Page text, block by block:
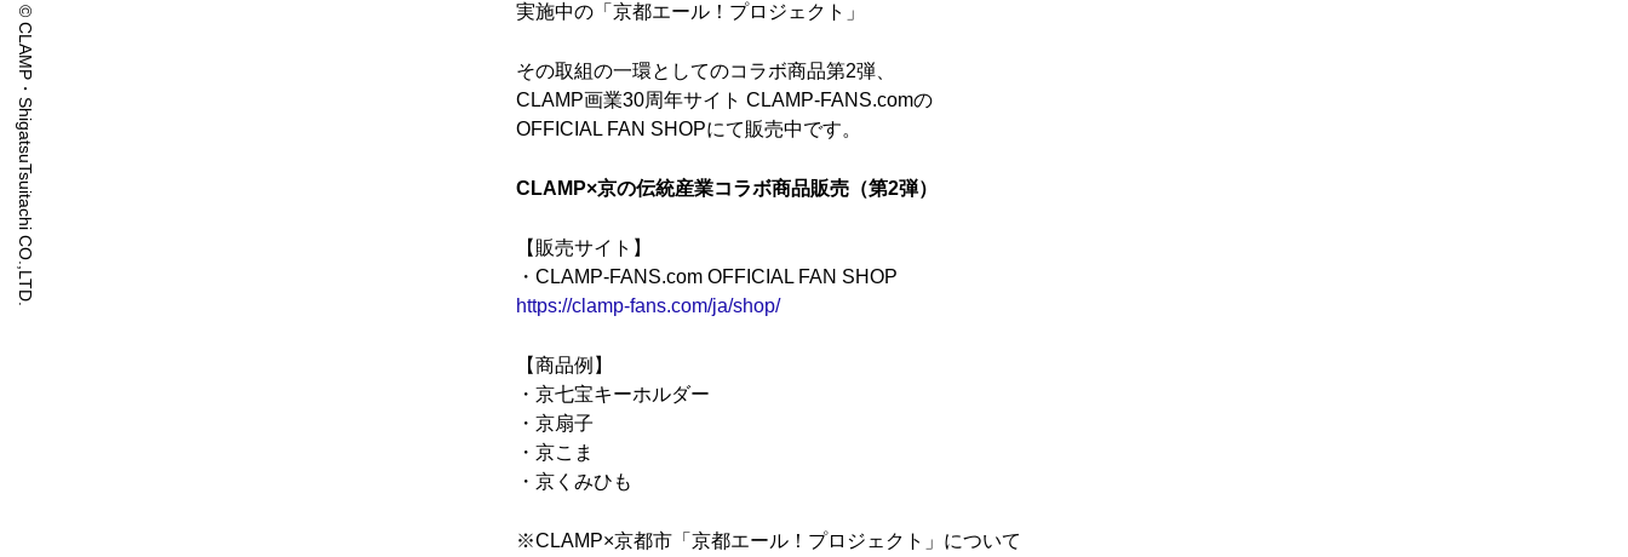
© CLAMP・ShigatsuTsuitachi CO.,LTD.
実施中の「京都エール！プロジェクト」
その取組の一環としてのコラボ商品第2弾、
CLAMP画業30周年サイト CLAMP-FANS.comの
OFFICIAL FAN SHOPにて販売中です。
CLAMP×京の伝統産業コラボ商品販売（第2弾）
【販売サイト】
・CLAMP-FANS.com OFFICIAL FAN SHOP
https://clamp-fans.com/ja/shop/
【商品例】
・京七宝キーホルダー
・京扇子
・京こま
・京くみひも
※CLAMP×京都市「京都エール！プロジェクト」について